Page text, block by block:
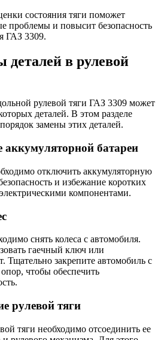
состояния тяги поможет
проблемы и повысит безопасность
ГАЗ 3309.
деталей в рулевой
рулевой тяги ГАЗ 3309 может
деталей. В этом разделе
замены этих деталей.
батареи
отключить аккумуляторную
и избежание коротких
компонентами.
снять колеса с автомобиля.
гаечный ключ или
Тщательно закрепите автомобиль с
чтобы обеспечить
рулевой тяги
тяги необходимо отсоединить ее